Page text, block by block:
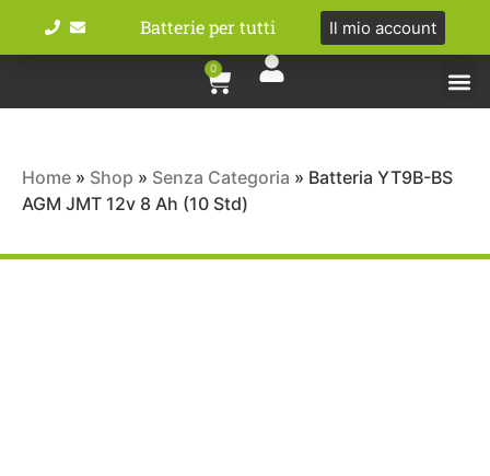
Batterie per tutti Il mio account
0
Home » Shop » Senza Categoria » Batteria YT9B-BS
AGM JMT 12v 8 Ah (10 Std)